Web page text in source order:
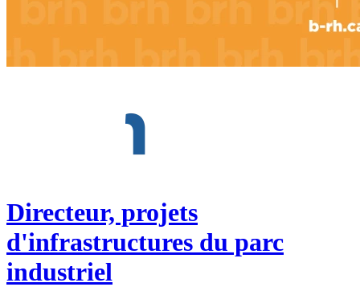
Directeur, projets
d'infrastructures du parc
industriel